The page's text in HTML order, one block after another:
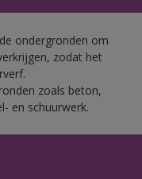
ondergronden om
zodat het
zoals beton,
en schuurwerk.